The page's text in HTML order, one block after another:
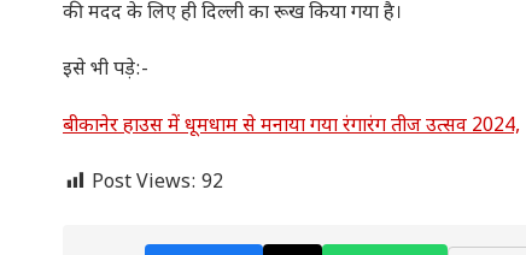
की मदद के लिए ही दिल्ली का रूख किया गया है।
इसे भी पड़े:-
बीकानेर हाउस में धूमधाम से मनाया गया रंगारंग तीज उत्सव 2024,
Post Views: 92